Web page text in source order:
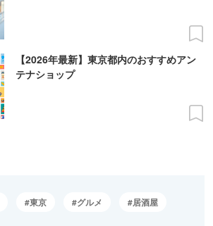
【2026年最新】東京都内のおすすめアン
テナショップ
東京 グルメ 居酒屋